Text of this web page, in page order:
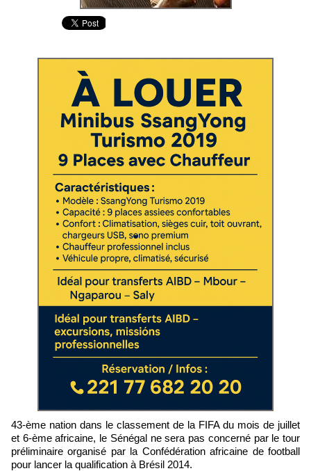
43-ème nation dans le classement de la FIFA du mois de juillet
et 6-ème africaine, le Sénégal ne sera pas concerné par le tour
préliminaire organisé par la Confédération africaine de football
pour lancer la qualification à Brésil 2014.